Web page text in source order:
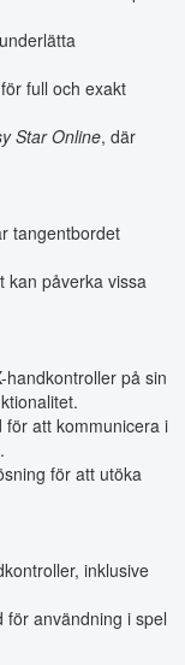
full och exakt
Star Online, där
tangentbordet
kan påverka vissa
handkontroller på sin
att kommunicera i
för att utöka
inklusive
för användning i spel